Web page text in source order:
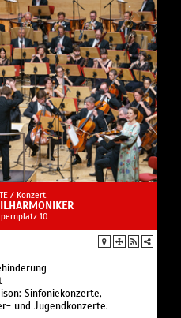
/ Konzert
10
Sinfoniekonzerte,
und Jugendkonzerte.